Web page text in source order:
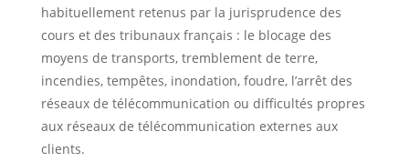
habituellement retenus par la jurisprudence des
cours et des tribunaux français : le blocage des
moyens de transports, tremblement de terre,
incendies, tempêtes, inondation, foudre, l’arrêt des
réseaux de télécommunication ou difficultés propres
aux réseaux de télécommunication externes aux
clients.